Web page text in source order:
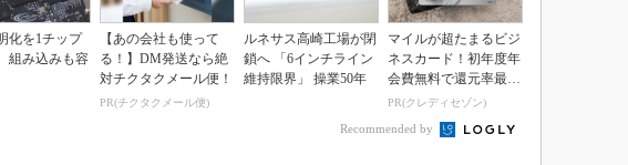
化を1チップ
み込みも容
【あの会社も使って
る！】DM発送なら絶
対チクタクメール便！
PR(チクタクメール便)
ルネサス高崎工場が閉
鎖へ 「6インチライン
維持限界」 操業50年
マイルが超たまるビジ
ネスカード！初年度年
会費無料で還元率最大
1.125%
PR(クレディセゾン)
Recommended by